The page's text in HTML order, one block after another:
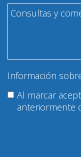
Información
Al marcar
anteriormente